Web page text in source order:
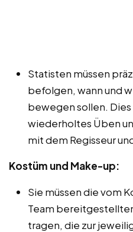
Statisten müssen
befolgen, wann und
bewegen sollen.
wiederholtes Üben
mit dem Regisseur
Kostüm und Make-up:
Sie müssen die vom
Team
tragen, die zur